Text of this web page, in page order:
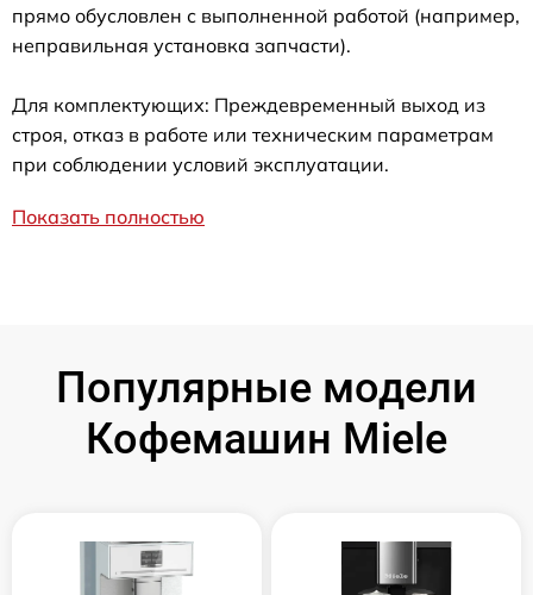
прямо обусловлен с выполненной работой (например,
неправильная установка запчасти).
Для комплектующих: Преждевременный выход из
строя, отказ в работе или техническим параметрам
при соблюдении условий эксплуатации.
Показать полностью
Популярные модели
Кофемашин Miele